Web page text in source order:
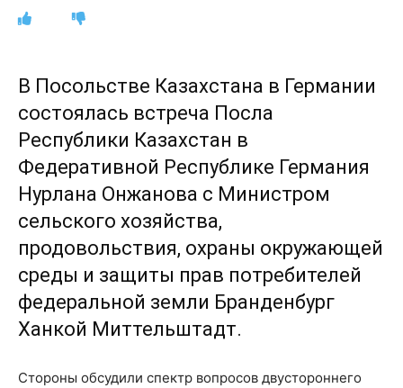
В Посольстве Казахстана в Германии
состоялась встреча Посла
Республики Казахстан в
Федеративной Республике Германия
Нурлана Онжанова с Министром
сельского хозяйства,
продовольствия, охраны окружающей
среды и защиты прав потребителей
федеральной земли Бранденбург
Ханкой Миттельштадт.
Стороны обсудили спектр вопросов двустороннего